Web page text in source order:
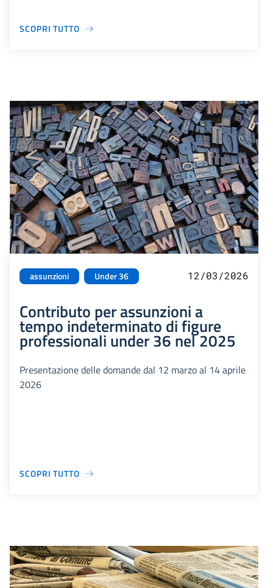
SCOPRI TUTTO
assunzioni Under 36 12/03/2026
Contributo per assunzioni a
tempo indeterminato di figure
professionali under 36 nel 2025
Presentazione delle domande dal 12 marzo al 14 aprile
2026
SCOPRI TUTTO